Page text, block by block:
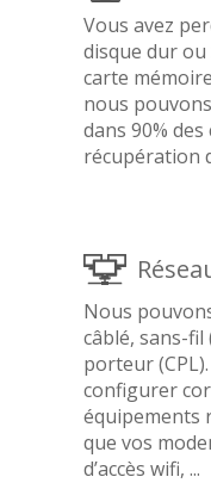
Vous avez
disque dur ou
carte
nous
dans 90%
récupération
Nous
câblé, sans-
porteur
configurer
équipements
que vos
d’accès wifi, ...